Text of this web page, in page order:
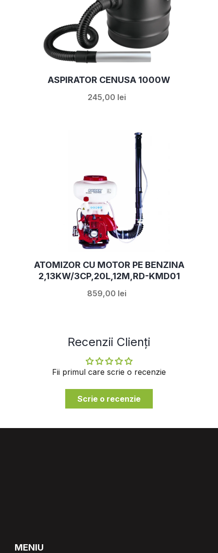
ASPIRATOR CENUSA 1000W
245,00 lei
ATOMIZOR CU MOTOR PE BENZINA
2,13KW/3CP,20L,12M,RD-KMD01
859,00 lei
Recenzii Clienți
Fii primul care scrie o recenzie
Scrie o recenzie
MENIU